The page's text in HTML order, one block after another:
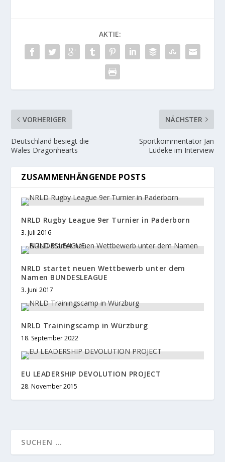
AKTIE:
VORHERIGER
Deutschland besiegt die
Wales Dragonhearts
NÄCHSTER
Sportkommentator Jan
Lüdeke im Interview
ZUSAMMENHÄNGENDE POSTS
NRLD Rugby League 9er Turnier in Paderborn
3. Juli 2016
NRLD startet neuen Wettbewerb unter dem
Namen BUNDESLEAGUE
3. Juni 2017
NRLD Trainingscamp in Würzburg
18. September 2022
EU LEADERSHIP DEVOLUTION PROJECT
28. November 2015